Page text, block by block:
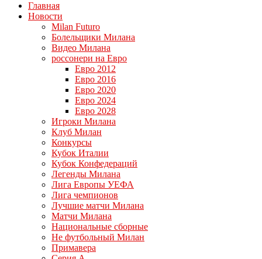
Главная
Новости
Milan Futuro
Болельщики Милана
Видео Милана
россонери на Евро
Евро 2012
Евро 2016
Евро 2020
Евро 2024
Евро 2028
Игроки Милана
Клуб Милан
Конкурсы
Кубок Италии
Кубок Конфедераций
Легенды Милана
Лига Европы УЕФА
Лига чемпионов
Лучшие матчи Милана
Матчи Милана
Национальные сборные
Не футбольный Милан
Примавера